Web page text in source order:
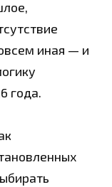
иная — и
года.